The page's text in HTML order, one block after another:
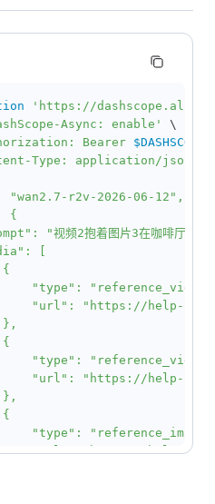
'https://
Async: enable'
\
Bearer
Type: application/json'
"wan2.7-r2v-2026-06-12",
{
"视频2抱着图片3在咖啡厅里弹
[
"type":
"url": "https://help-
"type":
"url": "https://help-
"type":
"url": "https://help-